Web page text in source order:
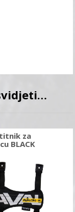
za
BLACK